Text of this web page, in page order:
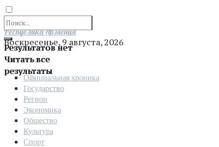
Результатов нет
Читать все
результаты
Отправить
Республика Армения
Воскресенье, 9 августа, 2026
Официальная хроника
Государство
Регион
Экономика
Общество
Культура
Спорт